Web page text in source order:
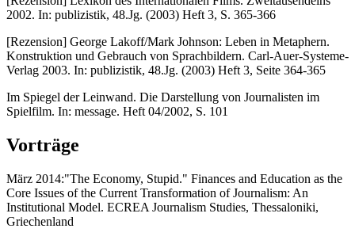
2002. In: publizistik, 48.Jg. (2003) Heft 3, S. 365-366
[Rezension] George Lakoff/Mark Johnson: Leben in Metaphern.
Konstruktion und Gebrauch von Sprachbildern. Carl-Auer-Systeme-
Verlag 2003. In: publizistik, 48.Jg. (2003) Heft 3, Seite 364-365
Im Spiegel der Leinwand. Die Darstellung von Journalisten im
Spielfilm. In: message. Heft 04/2002, S. 101
Vorträge
März 2014:"The Economy, Stupid." Finances and Education as the
Core Issues of the Current Transformation of Journalism: An
Institutional Model. ECREA Journalism Studies, Thessaloniki,
Griechenland